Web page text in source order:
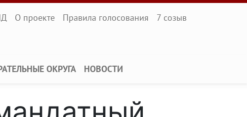
О проекте Правила голосования 7 созыв
ОКРУГА НОВОСТИ